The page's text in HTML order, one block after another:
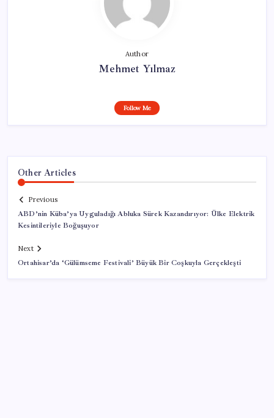
Author
Mehmet Yılmaz
Follow Me
Other Articles
Previous
ABD’nin Küba’ya Uyguladığı Abluka Sürek Kazandırıyor: Ülke Elektrik
Kesintileriyle Boğuşuyor
Next
Ortahisar’da ‘Gülümseme Festivali’ Büyük Bir Coşkuyla Gerçekleşti